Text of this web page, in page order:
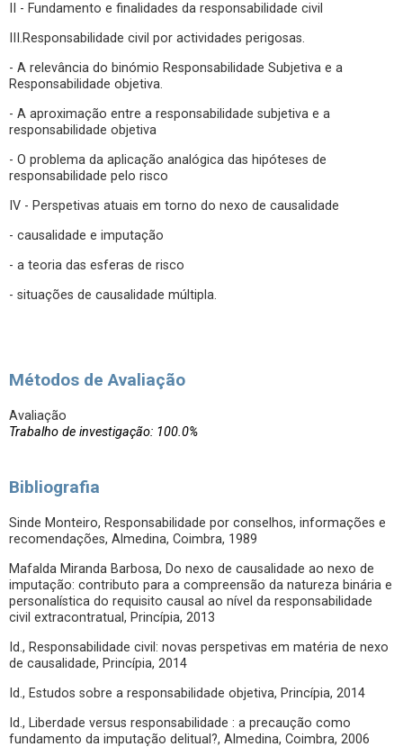
II - Fundamento e finalidades da responsabilidade civil
III.Responsabilidade civil por actividades perigosas.
- A relevância do binómio Responsabilidade Subjetiva e a
Responsabilidade objetiva.
- A aproximação entre a responsabilidade subjetiva e a
responsabilidade objetiva
- O problema da aplicação analógica das hipóteses de
responsabilidade pelo risco
IV - Perspetivas atuais em torno do nexo de causalidade
- causalidade e imputação
- a teoria das esferas de risco
- situações de causalidade múltipla.
Métodos de Avaliação
Avaliação
Trabalho de investigação: 100.0%
Bibliografia
Sinde Monteiro, Responsabilidade por conselhos, informações e
recomendações, Almedina, Coimbra, 1989
Mafalda Miranda Barbosa, Do nexo de causalidade ao nexo de
imputação: contributo para a compreensão da natureza binária e
personalística do requisito causal ao nível da responsabilidade
civil extracontratual, Princípia, 2013
Id., Responsabilidade civil: novas perspetivas em matéria de nexo
de causalidade, Princípia, 2014
Id., Estudos sobre a responsabilidade objetiva, Princípia, 2014
Id., Liberdade versus responsabilidade : a precaução como
fundamento da imputação delitual?, Almedina, Coimbra, 2006